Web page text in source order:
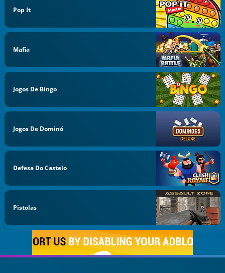
Pop It
Mafia
Jogos De Bingo
Jogos De Dominó
Defesa Do Castelo
Pistolas